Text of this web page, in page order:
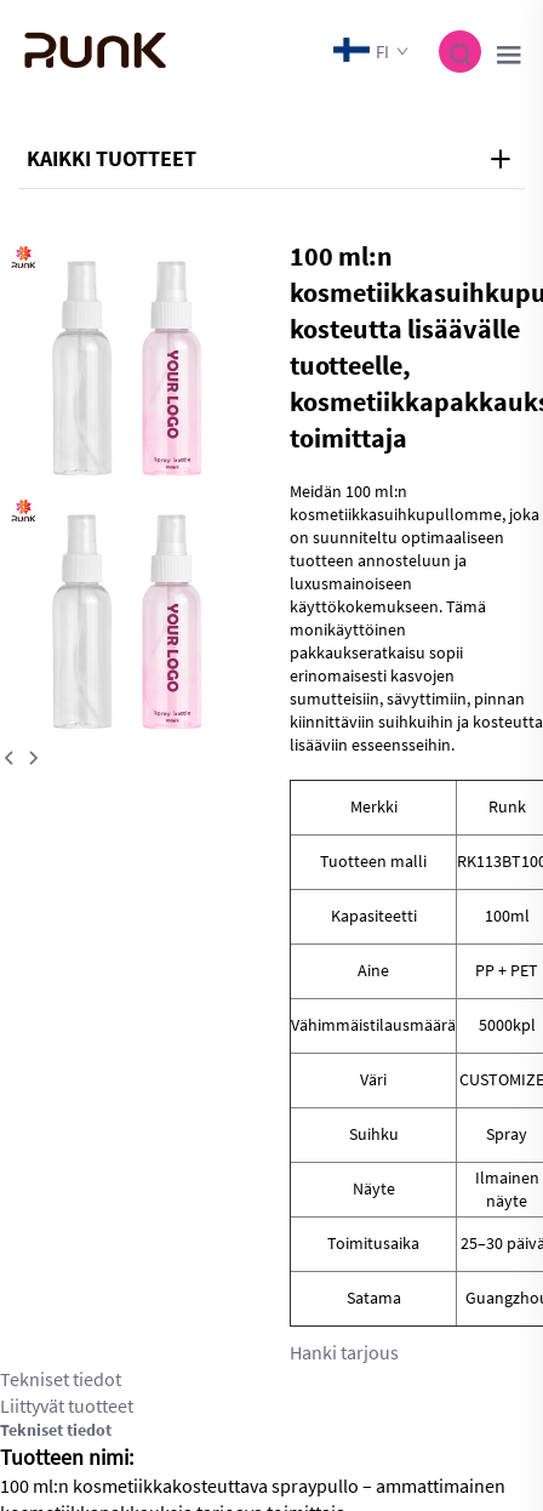
FI
KAIKKI TUOTTEET
100 ml:n
kosteutta lisäävälle
tuotteelle,
toimittaja
Meidän 100 ml:n
kosmetiikkasuihkupullomme, joka
on suunniteltu optimaaliseen
tuotteen annosteluun ja
luxusmainoiseen
käyttökokemukseen. Tämä
monikäyttöinen
pakkaukseratkaisu sopii
erinomaisesti kasvojen
sumutteisiin, sävyttimiin, pinnan
kiinnittäviin suihkuihin ja kosteutta
lisääviin esseensseihin.
Merkki Runk
Tuotteen malli
Kapasiteetti 100ml
Aine PP + PET
Vähimmäistilausmäärä 5000kpl
Väri
Suihku Spray
Näyte
Ilmainen
näyte
Toimitusaika
25–30
Satama
Hanki tarjous
Tekniset tiedot
Liittyvät tuotteet
Tekniset tiedot
Tuotteen nimi:
100 ml:n kosmetiikkakosteuttava spraypullo – ammattimainen